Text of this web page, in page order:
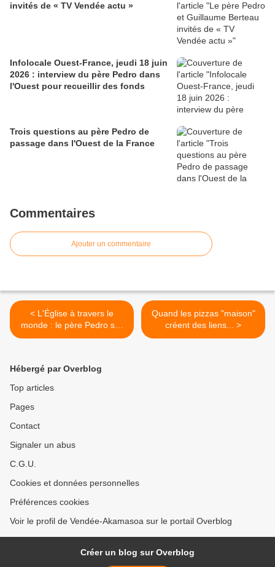
invités de « TV Vendée actu »
Infolocale Ouest-France, jeudi 18 juin
2026 : interview du père Pedro dans
l'Ouest pour recueillir des fonds
Trois questions au père Pedro de
passage dans l'Ouest de la France
Commentaires
Ajouter un commentaire
< L'Église à travers le
monde : le père Pedro sur
KTO ce mercredi 17
Quand les pizzas "maison"
créent des liens... >
Hébergé par Overblog
Top articles
Pages
Contact
Signaler un abus
C.G.U.
Cookies et données personnelles
Préférences cookies
Voir le profil de Vendée-Akamasoa sur le portail Overblog
Créer un blog sur Overblog